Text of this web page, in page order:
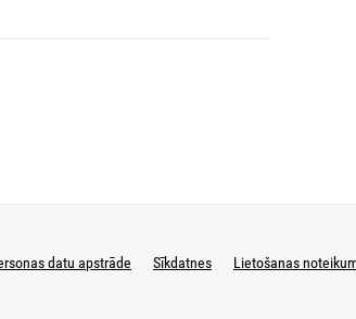
datu apstrāde Sīkdatnes Lietošanas